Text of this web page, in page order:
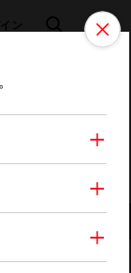
ン 検索 メニュ
メニュー